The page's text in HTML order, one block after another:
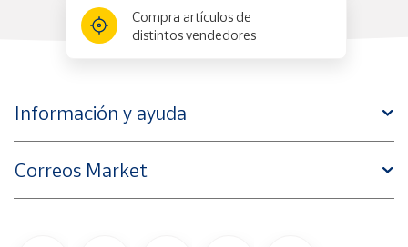
Compra artículos de
distintos vendedores
Información y ayuda
Correos Market